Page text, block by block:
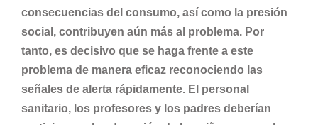
consecuencias del consumo, así como la presión
social, contribuyen aún más al problema. Por
tanto, es decisivo que se haga frente a este
problema de manera eficaz reconociendo las
señales de alerta rápidamente. El personal
sanitario, los profesores y los padres deberían